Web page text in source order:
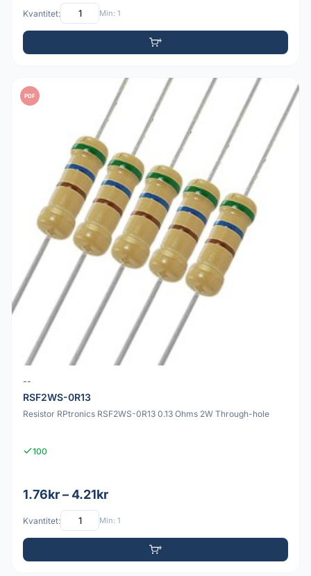
Kvantitet: Min: 1
PDF
--
RSF2WS-0R13
Resistor RPtronics RSF2WS-0R13 0.13 Ohms 2W Through-hole
100
1.76kr – 4.21kr
Kvantitet: Min: 1